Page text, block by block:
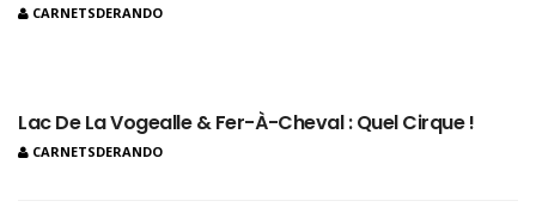
CARNETSDERANDO
Lac De La Vogealle & Fer-À-Cheval : Quel Cirque !
CARNETSDERANDO